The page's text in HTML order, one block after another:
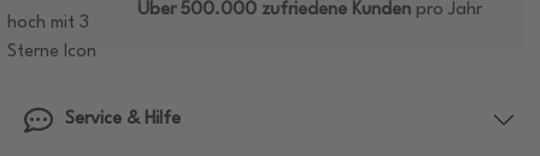
Über 500.000 zufriedene Kunden pro Jahr
Service & Hilfe